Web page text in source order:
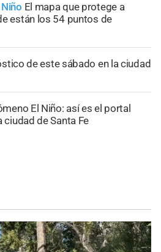
El mapa que protege a
están los 54 puntos de
de este sábado en la ciudad
El Niño: así es el portal
de Santa Fe